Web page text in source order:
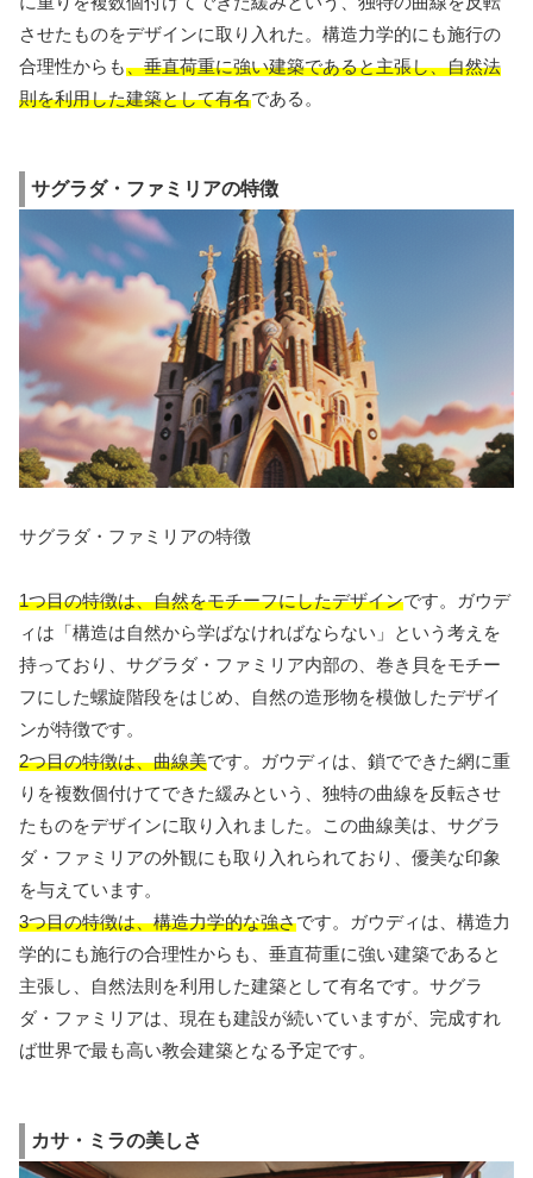
させたものをデザインに取り入れた。構造力学的にも施行の
合理性からも、垂直荷重に強い建築であると主張し、自然法
則を利用した建築として有名である。
サグラダ・ファミリアの特徴
サグラダ・ファミリアの特徴
1つ目の特徴は、自然をモチーフにしたデザインです。ガウデ
ィは「構造は自然から学ばなければならない」という考えを
持っており、サグラダ・ファミリア内部の、巻き貝をモチー
フにした螺旋階段をはじめ、自然の造形物を模倣したデザイ
ンが特徴です。
2つ目の特徴は、曲線美です。ガウディは、鎖でできた網に重
りを複数個付けてできた緩みという、独特の曲線を反転させ
たものをデザインに取り入れました。この曲線美は、サグラ
ダ・ファミリアの外観にも取り入れられており、優美な印象
を与えています。
3つ目の特徴は、構造力学的な強さです。ガウディは、構造力
学的にも施行の合理性からも、垂直荷重に強い建築であると
主張し、自然法則を利用した建築として有名です。サグラ
ダ・ファミリアは、現在も建設が続いていますが、完成すれ
ば世界で最も高い教会建築となる予定です。
カサ・ミラの美しさ